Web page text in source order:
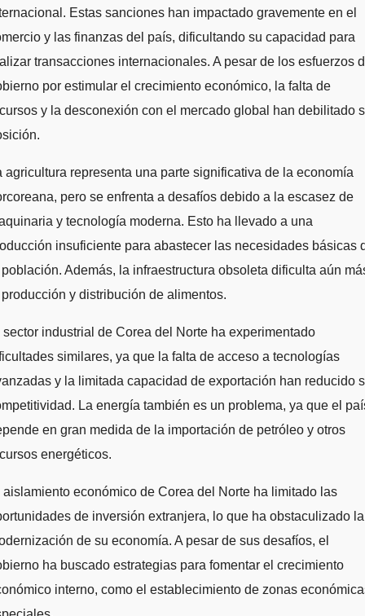
Estas sanciones han impactado gravemente en el
y las finanzas del país, dificultando su capacidad para
transacciones internacionales. A pesar de los esfuerzos
por estimular el crecimiento económico, la falta de
y la desconexión con el mercado global han debilitado
agricultura representa una parte significativa de la economía
pero se enfrenta a desafíos debido a la escasez de
y tecnología moderna. Esto ha llevado a una
insuficiente para abastecer las necesidades básicas
Además, la infraestructura obsoleta dificulta aún
y distribución de alimentos.
sector industrial de Corea del Norte ha experimentado
similares, ya que la falta de acceso a tecnologías
y la limitada capacidad de exportación han reducido
La energía también es un problema, ya que el
en gran medida de la importación de petróleo y otros
energéticos.
aislamiento económico de Corea del Norte ha limitado las
de inversión extranjera, lo que ha obstaculizado la
de su economía. A pesar de sus desafíos, el
ha buscado estrategias para fomentar el crecimiento
interno, como el establecimiento de zonas